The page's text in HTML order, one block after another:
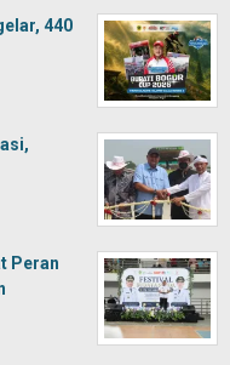
440
Peran